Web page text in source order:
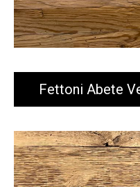
Fettoni Abete